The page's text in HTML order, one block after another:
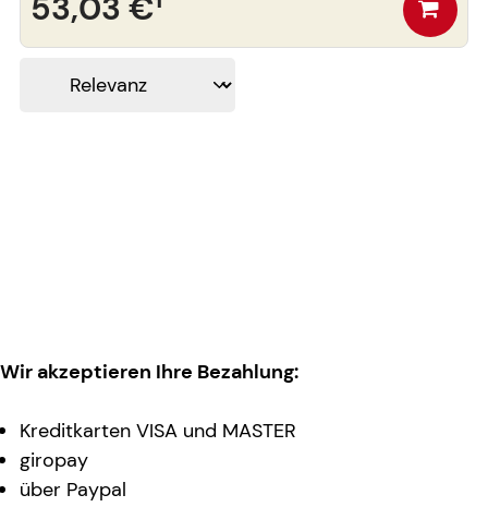
Wir akzeptieren Ihre Bezahlung:
Kreditkarten VISA und MASTER
giropay
über Paypal